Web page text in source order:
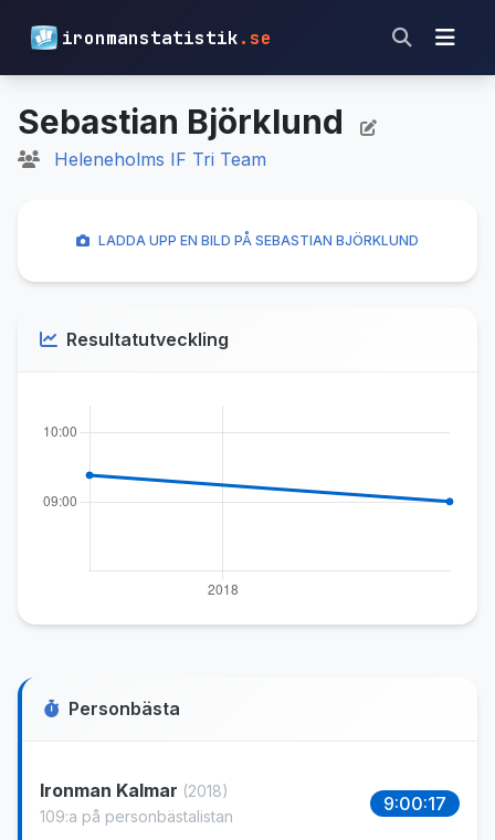
ironmanstatistik.se
Sebastian Björklund
Heleneholms IF Tri Team
Personbästa
Ironman Kalmar (2018)
109:a på personbästalistan
9:00:17
LADDA UPP EN BILD PÅ SEBASTIAN BJÖRKLUND
Resultatutveckling